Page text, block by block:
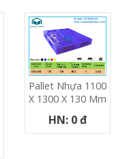
Pallet Nhựa 1100
X 1300 X 130 Mm
HN: 0 đ